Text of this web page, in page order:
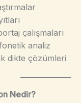
çalışmaları
analiz
dikte çözümleri
Nedir?